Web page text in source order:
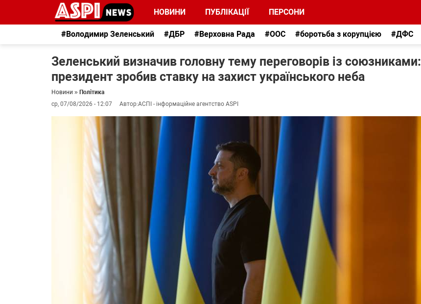
НОВИНИ ПУБЛІКАЦІЇ ПЕРСОНИ
#Володимир Зеленський #ДБР #Верховна Рада #ООС #боротьба з корупцією #ДФС
Зеленський визначив головну тему переговорів із союзниками:
президент зробив ставку на захист українського неба
Новини » Політика
ср, 07/08/2026 - 12:07
Автор:АСПІ - інформаційне агентство ASPI